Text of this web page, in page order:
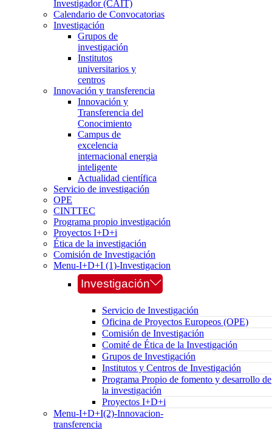
Investigador (CAIT)
Calendario de Convocatorias
Investigación
Grupos de
investigación
Institutos
universitarios y
centros
Innovación y transferencia
Innovación y
Transferencia del
Conocimiento
Campus de
excelencia
internacional energia
inteligente
Actualidad científica
Servicio de investigación
OPE
CINTTEC
Programa propio investigación
Proyectos I+D+i
Ética de la investigación
Comisión de Investigación
Menu-I+D+I (1)-Investigacion
Investigación
Servicio de Investigación
Oficina de Proyectos Europeos (OPE)
Comisión de Investigación
Comité de Ética de la Investigación
Grupos de Investigación
Institutos y Centros de Investigación
Programa Propio de fomento y desarrollo de
la investigación
Proyectos I+D+i
Menu-I+D+I(2)-Innovacion-
transferencia